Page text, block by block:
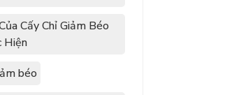
Cấy Chỉ Giảm Béo
Hiện
béo